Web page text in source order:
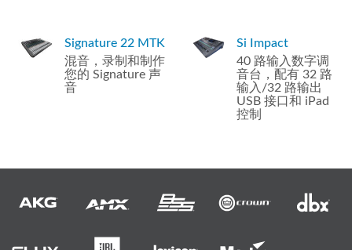
Signature 22 MTK
混音，录制和制作
您的 Signature 声
音
Si Impact
40 路输入数字调
音台，配有 32 路
输入/32 路输出
USB 接口和 iPad
控制